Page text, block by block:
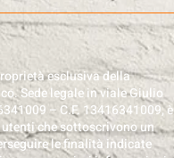
esclusiva della
Sede legale in viale Giulio
– C.F. 13416341009, è
che sottoscrivono un
le finalità indicate